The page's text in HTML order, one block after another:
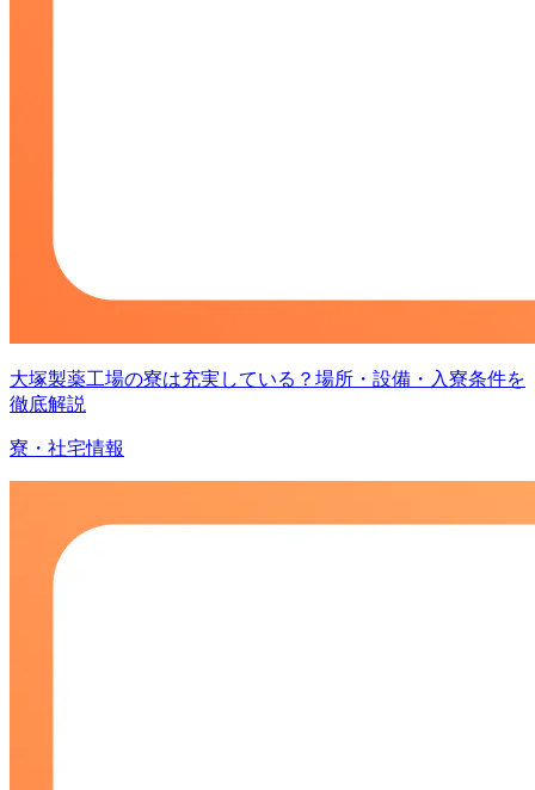
大塚製薬工場の寮は充実している？場所・設備・入寮条件を
徹底解説
寮・社宅情報